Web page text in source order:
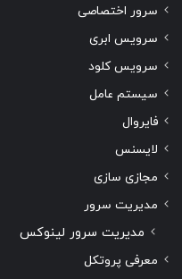
سرور اختصاصی
سرویس ابری
سرویس کلود
سیستم عامل
فایروال
لایسنس
مجازی سازی
مدیریت سرور
مدیریت سرور لینوکس
معرفی پروتکل